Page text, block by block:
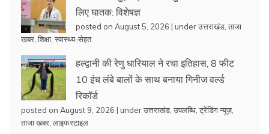
लिए घातक: विशेषज्ञ
posted on August 5, 2026 | underउत्तराखंड ताजा
खबर शिक्षा स्वास्थ्य-सेहत
हल्द्वानी की रेणु धारियाल ने रचा इतिहास, 8 फीट
10 इंच लंबे बालों के साथ बनाया गिनीज वर्ल्ड
रिकॉर्ड
posted on August 9, 2026 | underउत्तराखंड उपलब्धि ट्रेंडिंग न्यूज़,
ताजा खबर लाइफस्टाइल